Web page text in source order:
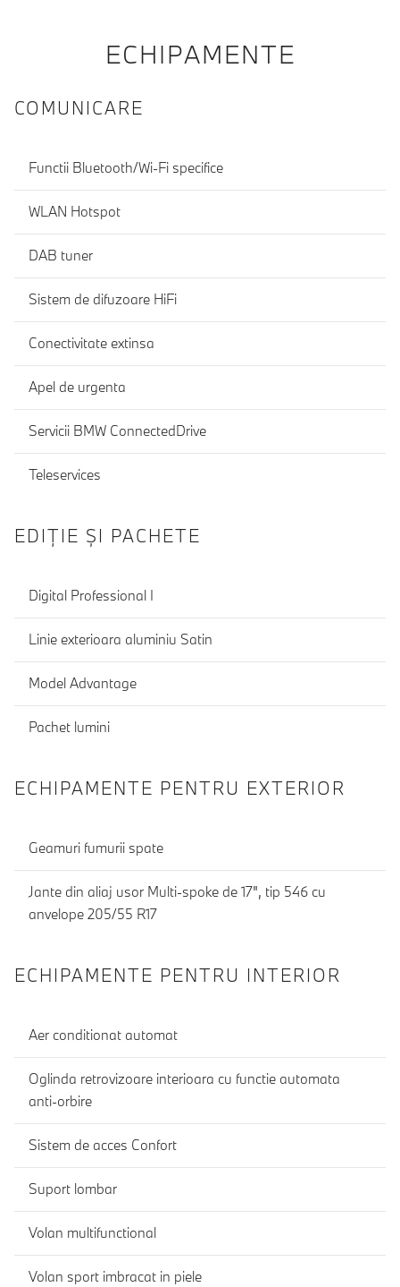
ECHIPAMENTE
COMUNICARE
Functii Bluetooth/Wi-Fi specifice
WLAN Hotspot
DAB tuner
Sistem de difuzoare HiFi
Conectivitate extinsa
Apel de urgenta
Servicii BMW ConnectedDrive
Teleservices
EDIŢIE ŞI PACHETE
Digital Professional I
Linie exterioara aluminiu Satin
Model Advantage
Pachet lumini
ECHIPAMENTE PENTRU EXTERIOR
Geamuri fumurii spate
Jante din aliaj usor Multi-spoke de 17", tip 546 cu
anvelope 205/55 R17
ECHIPAMENTE PENTRU INTERIOR
Aer conditionat automat
Oglinda retrovizoare interioara cu functie automata
anti-orbire
Sistem de acces Confort
Suport lombar
Volan multifunctional
Volan sport imbracat in piele